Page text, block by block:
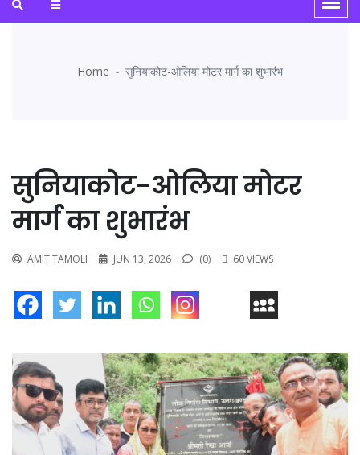
Home सुनियाकोट-ओलिया मोटर मार्ग का शुभारंभ
सुनियाकोट-ओलिया मोटर
मार्ग का शुभारंभ
AMIT TAMOLI JUN 13, 2026 (0) 60 VIEWS